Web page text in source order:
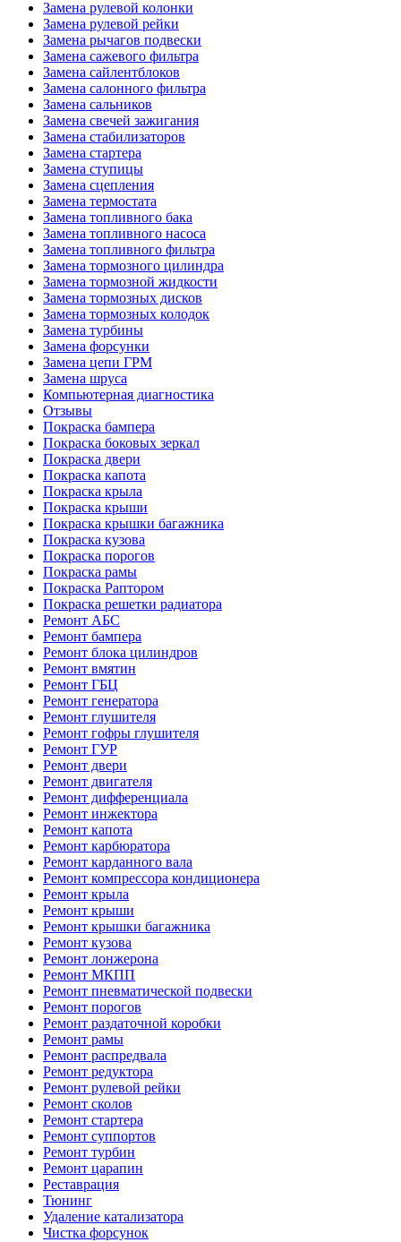
Замена рулевой колонки
Замена рулевой рейки
Замена рычагов подвески
Замена сажевого фильтра
Замена сайлентблоков
Замена салонного фильтра
Замена сальников
Замена свечей зажигания
Замена стабилизаторов
Замена стартера
Замена ступицы
Замена сцепления
Замена термостата
Замена топливного бака
Замена топливного насоса
Замена топливного фильтра
Замена тормозного цилиндра
Замена тормозной жидкости
Замена тормозных дисков
Замена тормозных колодок
Замена турбины
Замена форсунки
Замена цепи ГРМ
Замена шруса
Компьютерная диагностика
Отзывы
Покраска бампера
Покраска боковых зеркал
Покраска двери
Покраска капота
Покраска крыла
Покраска крыши
Покраска крышки багажника
Покраска кузова
Покраска порогов
Покраска рамы
Покраска Раптором
Покраска решетки радиатора
Ремонт АБС
Ремонт бампера
Ремонт блока цилиндров
Ремонт вмятин
Ремонт ГБЦ
Ремонт генератора
Ремонт глушителя
Ремонт гофры глушителя
Ремонт ГУР
Ремонт двери
Ремонт двигателя
Ремонт дифференциала
Ремонт инжектора
Ремонт капота
Ремонт карбюратора
Ремонт карданного вала
Ремонт компрессора кондиционера
Ремонт крыла
Ремонт крыши
Ремонт крышки багажника
Ремонт кузова
Ремонт лонжерона
Ремонт МКПП
Ремонт пневматической подвески
Ремонт порогов
Ремонт раздаточной коробки
Ремонт рамы
Ремонт распредвала
Ремонт редуктора
Ремонт рулевой рейки
Ремонт сколов
Ремонт стартера
Ремонт суппортов
Ремонт турбин
Ремонт царапин
Реставрация
Тюнинг
Удаление катализатора
Чистка форсунок